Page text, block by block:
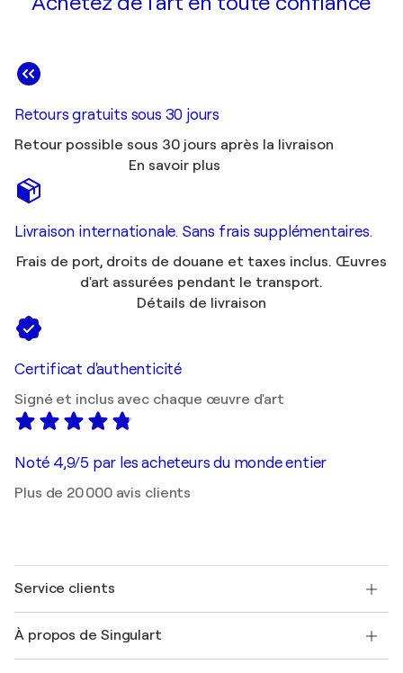
Retours gratuits sous 30 jours
Retour possible sous 30 jours après la livraison
En savoir plus
Livraison internationale. Sans frais supplémentaires.
Frais de port, droits de douane et taxes inclus. Œuvres
d'art assurées pendant le transport.
Détails de livraison
Certificat d'authenticité
Signé et inclus avec chaque œuvre d'art
Noté 4,9/5 par les acheteurs du monde entier
Plus de 20 000 avis clients
Service clients
Expédition
À propos de Singulart